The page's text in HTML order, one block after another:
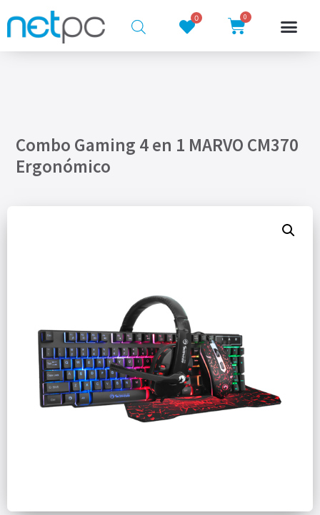
0 0
Combo Gaming 4 en 1 MARVO CM370
Ergonómico